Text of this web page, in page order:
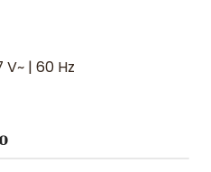
| 60 Hz